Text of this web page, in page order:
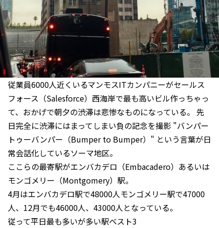
従業員6000人近くいるマンモスITカンパニーがセールス
フォース（Salesforce）西海岸で最も高いビル作っちゃっ
て、おかげで朝夕の渋滞は悲惨なものになっている。 先
日完全に渋滞にはまってしまい負の記念を撮影 "バンパー
トゥーバンパー（Bumper to Bumper）" という言葉が日
常会話化しているソーマ地区。
ここらの最寄駅がエンバカデロ（Embacadero）あるいは
モンゴメリー（Montgomery）駅。
4月はエンバカデロ駅で48000人モンゴメリー駅で47000
人、12月でも46000人、43000人となっている。
従って平日最も多いが多い駅ベスト3